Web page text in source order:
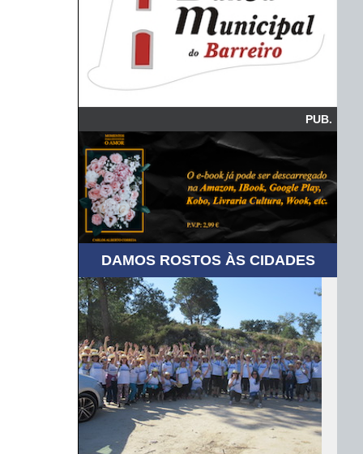
PUB.
DAMOS ROSTOS ÀS CIDADES